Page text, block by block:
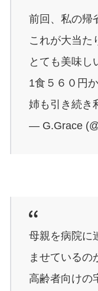
前回、私の帰
これが大当た
とても美味し
1食５６０円
姉も引き続き
— G.Grace
母親を病院に
ませているの
高齢者向けの